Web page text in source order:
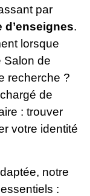
par
.
lorsque
Salon de
recherche ?
de
: trouver
votre identité
notre
: